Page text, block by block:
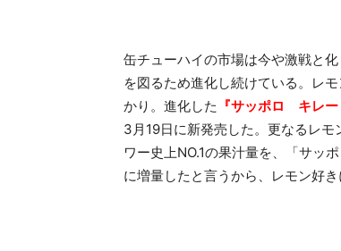
缶チューハイの市場は今や激戦と
を図るため進化し続けている。レ
かり。進化した 『サッポロ キレー
3月19日に新発売した。更なるレ
ワー史上NO.1の果汁量を、「サッ
に増量したと言うから、レモン好き